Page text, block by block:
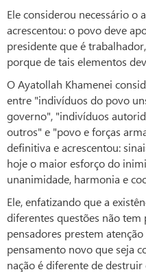
Ele considerou necessário o
acrescentou: o povo deve
presidente que é
porque de tais elementos
O Ayatollah Khamenei
entre "indivíduos do povo
governo", "indivíduos
outros" e "povo e forças
definitiva e acrescentou:
hoje o maior esforço do
unanimidade, harmonia e
Ele, enfatizando que a
diferentes questões não tem
pensadores prestem
pensamento novo que seja
nação é diferente de